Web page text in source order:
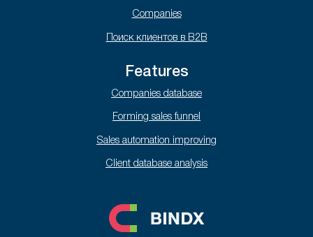
Companies
Поиск клиентов в B2B
Features
Companies database
Forming sales funnel
Sales automation improving
Client database analysis